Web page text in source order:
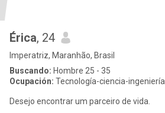
Érica, 24
Imperatriz, Maranhão, Brasil
Buscando: Hombre 25 - 35
Ocupación: Tecnología-ciencia-ingeniería
Desejo encontrar um parceiro de vida.